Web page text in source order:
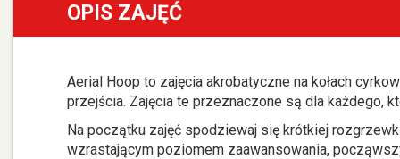
OPIS ZAJĘĆ
Aerial Hoop to zajęcia akrobatyczne na kołach
przejścia. Zajęcia te przeznaczone są dla każdego,
Na początku zajęć spodziewaj się krótkiej
wzrastającym poziomem zaawansowania,